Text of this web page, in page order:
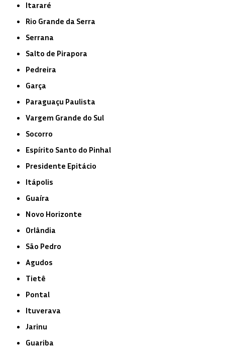
Itararé
Rio Grande da Serra
Serrana
Salto de Pirapora
Pedreira
Garça
Paraguaçu Paulista
Vargem Grande do Sul
Socorro
Espírito Santo do Pinhal
Presidente Epitácio
Itápolis
Guaíra
Novo Horizonte
Orlândia
São Pedro
Agudos
Tietê
Pontal
Ituverava
Jarinu
Guariba